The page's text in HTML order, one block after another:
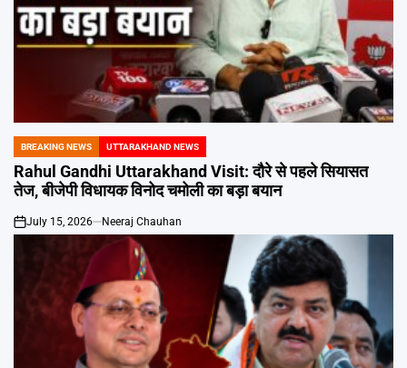
POSTED
IN
BREAKING NEWS UTTARAKHAND NEWS
Rahul Gandhi Uttarakhand Visit: दौरे से पहले सियासत
तेज, बीजेपी विधायक विनोद चमोली का बड़ा बयान
on
July 15, 2026 Neeraj Chauhan